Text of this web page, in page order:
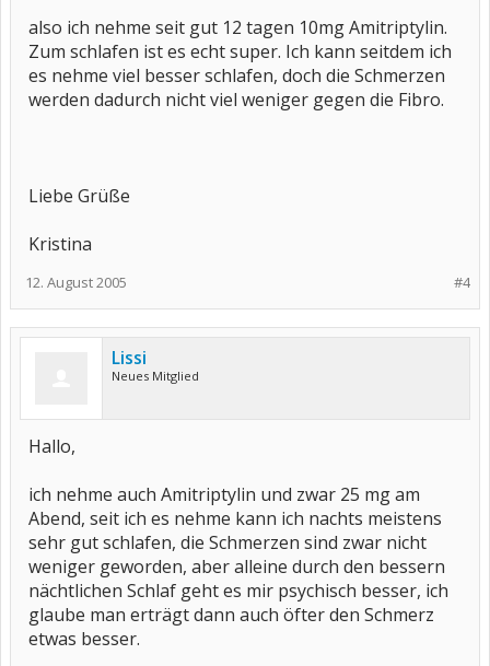
also ich nehme seit gut 12 tagen 10mg Amitriptylin.
Zum schlafen ist es echt super. Ich kann seitdem ich
es nehme viel besser schlafen, doch die Schmerzen
werden dadurch nicht viel weniger gegen die Fibro.
Liebe Grüße
Kristina
#4
12. August 2005
Lissi
Neues Mitglied
Hallo,
ich nehme auch Amitriptylin und zwar 25 mg am
Abend, seit ich es nehme kann ich nachts meistens
sehr gut schlafen, die Schmerzen sind zwar nicht
weniger geworden, aber alleine durch den bessern
nächtlichen Schlaf geht es mir psychisch besser, ich
glaube man erträgt dann auch öfter den Schmerz
etwas besser.